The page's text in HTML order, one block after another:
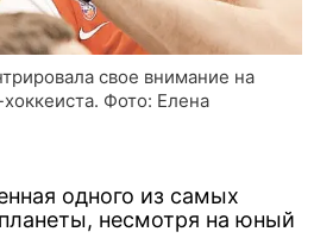
свое внимание на
Фото: Елена
одного из самых
несмотря на юный